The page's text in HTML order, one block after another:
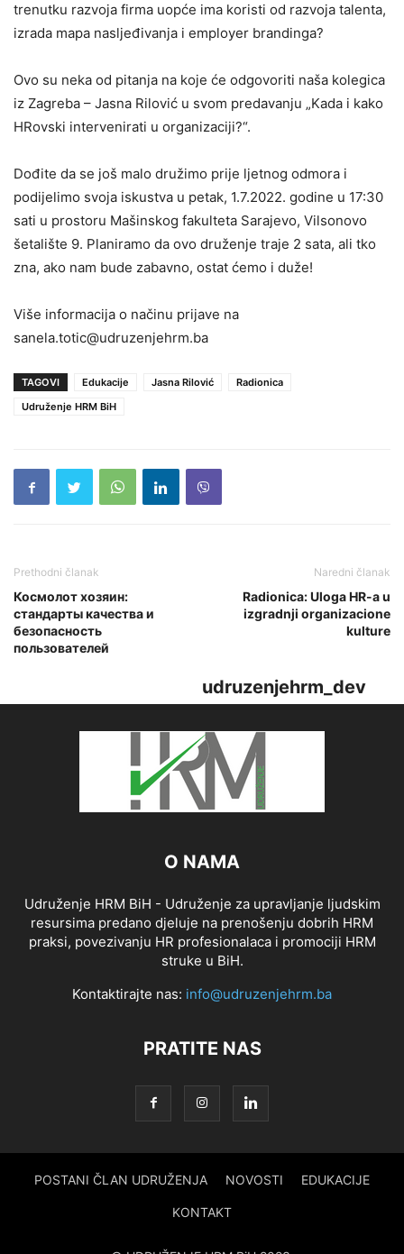
trenutku razvoja firma uopće ima koristi od razvoja talenta,
izrada mapa nasljeđivanja i employer brandinga?
Ovo su neka od pitanja na koje će odgovoriti naša kolegica
iz Zagreba – Jasna Rilović u svom predavanju „Kada i kako
HRovski intervenirati u organizaciji?“.
Dođite da se još malo družimo prije ljetnog odmora i
podijelimo svoja iskustva u petak, 1.7.2022. godine u 17:30
sati u prostoru Mašinskog fakulteta Sarajevo, Vilsonovo
šetalište 9. Planiramo da ovo druženje traje 2 sata, ali tko
zna, ako nam bude zabavno, ostat ćemo i duže!
Više informacija o načinu prijave na
sanela.totic@udruzenjehrm.ba
TAGOVI Edukacije Jasna Rilović
Radionica
Udruženje HRM BiH
Prethodni članak
Космолот хозяин:
стандарты качества и
безопасность
пользователей
Naredni članak
Radionica: Uloga HR-a u
izgradnji organizacione
kulture
udruzenjehrm_dev
O NAMA
Udruženje HRM BiH - Udruženje za upravljanje ljudskim
resursima predano djeluje na prenošenju dobrih HRM
praksi, povezivanju HR profesionalaca i promociji HRM
struke u BiH.
Kontaktirajte nas: info@udruzenjehrm.ba
PRATITE NAS
POSTANI ČLAN UDRUŽENJA NOVOSTI EDUKACIJE
KONTAKT